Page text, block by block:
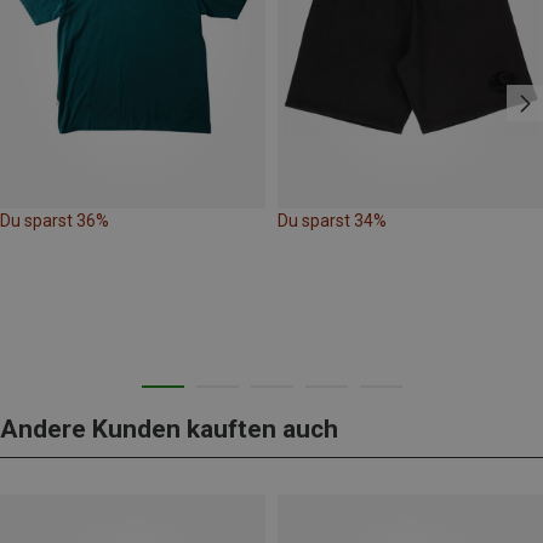
Du sparst 36% Du sparst 34%
Andere Kunden kauften auch